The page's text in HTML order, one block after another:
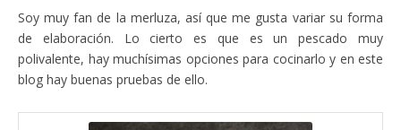
Soy muy fan de la merluza, así que me gusta variar su forma
de elaboración. Lo cierto es que es un pescado muy
polivalente, hay muchísimas opciones para cocinarlo y en este
blog hay buenas pruebas de ello.